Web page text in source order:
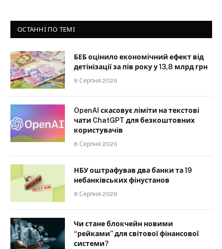
ОСТАННІ ПО ТЕМІ
БЕБ оцінило економічний ефект від
детінізації за пів року у 13,8 млрд грн
8 Серпня 2026
OpenAI скасовує ліміти на текстові
чати ChatGPT для безкоштовних
користувачів
8 Серпня 2026
НБУ оштрафував два банки та 19
небанківських фінустанов
8 Серпня 2026
Чи стане блокчейн новими
“рейками” для світової фінансової
системи?